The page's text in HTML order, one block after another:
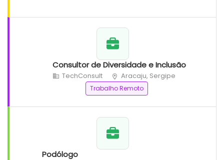
Consultor de Diversidade e Inclusão
TechConsult Aracaju, Sergipe
Trabalho Remoto
Podólogo